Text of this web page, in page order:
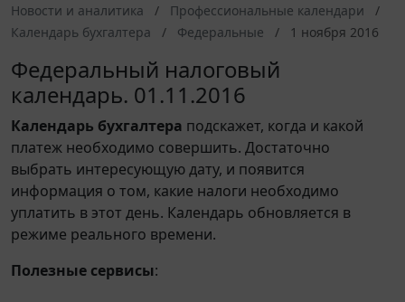
Новости и аналитика
Профессиональные календари
Календарь бухгалтера
Федеральные 1 ноября 2016
Федеральный налоговый
календарь. 01.11.2016
Календарь бухгалтера подскажет, когда и какой
платеж необходимо совершить. Достаточно
выбрать интересующую дату, и появится
информация о том, какие налоги необходимо
уплатить в этот день. Календарь обновляется в
режиме реального времени.
Полезные сервисы: